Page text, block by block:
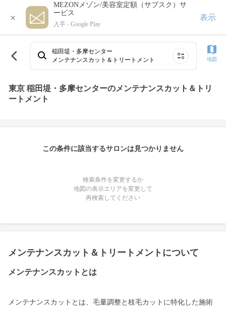
×
MEZONメゾン/美容室定額（サブスク）サ
ービス
入手 - Google Play
表示
稲田堤・多摩センター
メンテナンスカット＆トリートメント
地図
東京 稲田堤・多摩センターのメンテナンスカット＆トリ
ートメント
この条件に該当するサロンは見つかりません
検索条件を変更するか
地図の表示エリアを変更して
再検索してください
メンテナンスカット＆トリートメントについて
メンテナンスカットとは
メンテナンスカットとは、毛量調整と枝毛カットに特化した施術